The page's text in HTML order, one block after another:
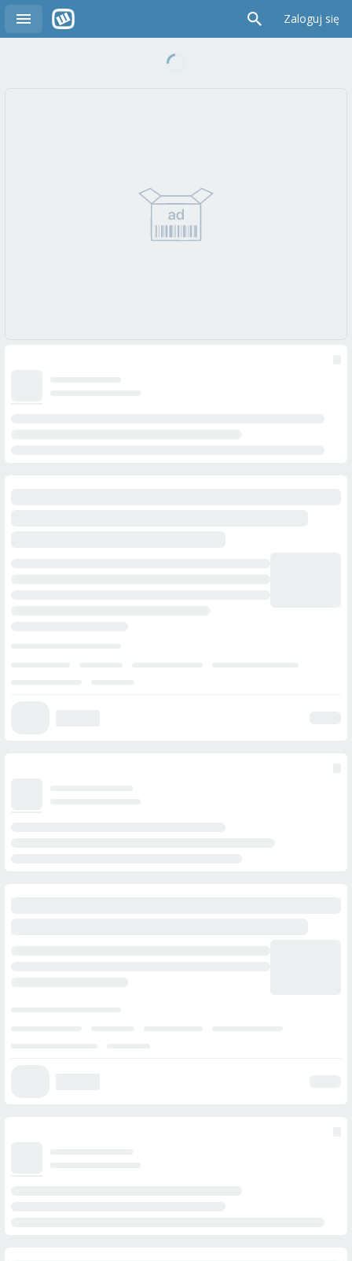
Zaloguj się